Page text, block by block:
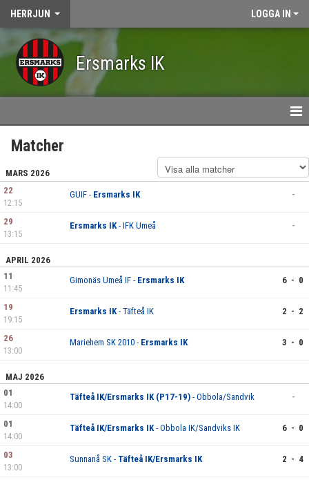
HERRJUN LOGGA IN
Ersmarks IK
HEM
NYHETER
KALENDER
MATCHER
TRUPPEN
BILDGALLERI
DOKUMENT
KONTAKT
Matcher
MARS 2026
22
12:15
GUIF - Ersmarks IK -
29
13:15
Ersmarks IK- IFK Umeå -
APRIL 2026
11
11:45
Gimonäs Umeå IF - Ersmarks IK 6 - 0
19
19:15
Ersmarks IK- Täfteå IK 2 - 2
26
13:00
Mariehem SK 2010 - Ersmarks IK 3 - 0
MAJ 2026
01
14:00
Täfteå IK/Ersmarks IK (P17-19) - Obbola/Sandvik -
01
14:00
Täfteå IK/Ersmarks IK- Obbola IK/Sandviks IK 6 - 0
03
13:00
Sunnanå SK - Täfteå IK/Ersmarks IK 2 - 4